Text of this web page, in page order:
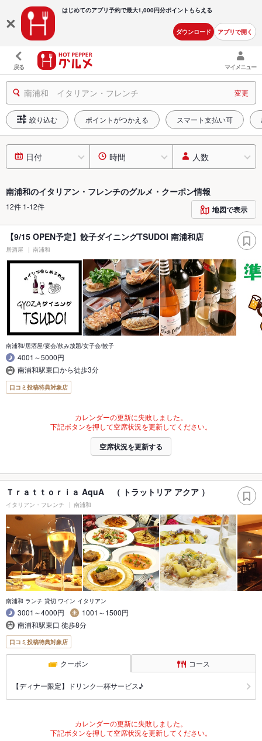
はじめてのアプリ予約で最大1,000円分ポイントもらえる
ダウンロード アプリで開く
戻る マイメニュー
南浦和 イタリアン・フレンチ 変更
絞り込む ポイントがつかえる スマート支払い可
日付 時間 人数
南浦和のイタリアン・フレンチのグルメ・クーポン情報
12件 1-12件 地図で表示
【9/15 OPEN予定】餃子ダイニングTSUDOI 南浦和店
居酒屋 南浦和
南浦和/居酒屋/宴会/飲み放題/女子会/餃子
4001～5000円
南浦和駅東口から徒歩3分
口コミ投稿特典対象店
カレンダーの更新に失敗しました。
下記ボタンを押して空席状況を更新してください。
空席状況を更新する
Ｔｒａｔｔｏｒｉａ AquA （ トラットリア アクア ）
イタリアン・フレンチ 南浦和
南浦和 ランチ 貸切 ワイン イタリアン
3001～4000円
1001～1500円
南浦和駅東口 徒歩8分
口コミ投稿特典対象店
クーポン コース
【ディナー限定】ドリンク一杯サービス♪
カレンダーの更新に失敗しました。
下記ボタンを押して空席状況を更新してください。